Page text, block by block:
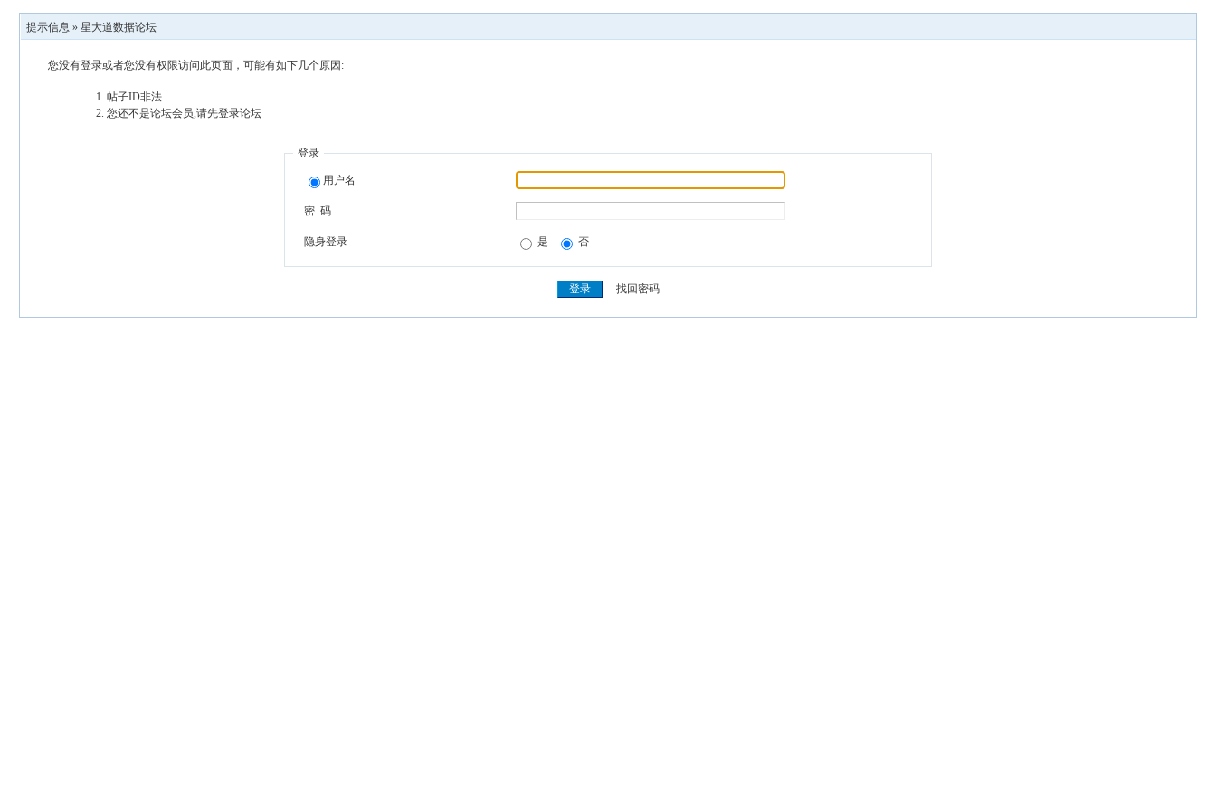
提示信息 » 星大道数据论坛
您没有登录或者您没有权限访问此页面，可能有如下几个原因:
帖子ID非法
您还不是论坛会员,请先登录论坛
登录
用户名
密 码
隐身登录 是 否
找回密码